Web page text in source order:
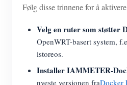
Følg disse trinnene for å
Velg en ruter som støtter
OpenWRT-basert system,
istoreos.
Installer IAMMETER-
nyeste versjonen fraDocker